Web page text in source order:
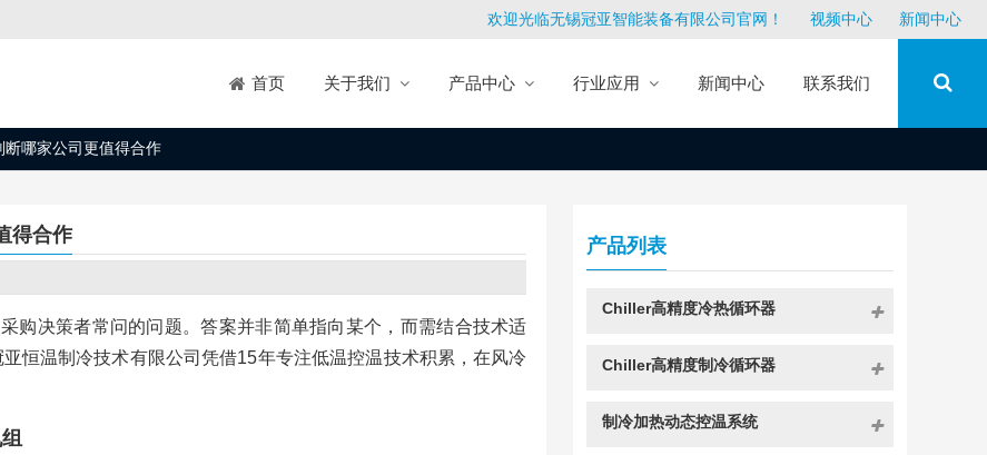
欢迎光临无锡冠亚智能装备有限公司官网！ 视频中心 新闻中心
首页 关于我们 产品中心 行业应用 新闻中心 联系我们
断哪家公司更值得合作
得合作
购决策者常问的问题。答案并非简单指向某个，而需结合技术适
恒温制冷技术有限公司凭借15年专注低温控温技术积累，在风冷
产品列表
Chiller高精度冷热循环器
Chiller高精度制冷循环器
制冷加热动态控温系统